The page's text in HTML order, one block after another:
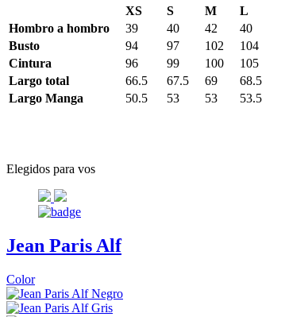
XS S M
L
Hombro a hombro
39 40 42
40
Busto
94 97 102
104
Cintura
96 99 100
105
Largo total
66.5 67.5 69
68.5
Largo Manga
50.5 53 53 53.5
Elegidos para vos
Jean Paris Alf
Color